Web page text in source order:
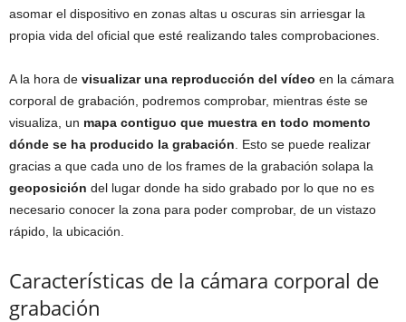
asomar el dispositivo en zonas altas u oscuras sin arriesgar la
propia vida del oficial que esté realizando tales comprobaciones.
A la hora de visualizar una reproducción del vídeo en la cámara
corporal de grabación, podremos comprobar, mientras éste se
visualiza, un mapa contiguo que muestra en todo momento
dónde se ha producido la grabación . Esto se puede realizar
gracias a que cada uno de los frames de la grabación solapa la
geoposición del lugar donde ha sido grabado por lo que no es
necesario conocer la zona para poder comprobar, de un vistazo
rápido, la ubicación.
Características de la cámara corporal de
grabación